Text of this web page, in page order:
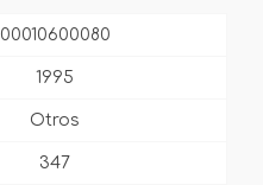
00010600080
1995
Otros
347